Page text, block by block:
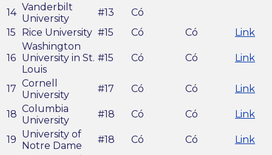
14 Vanderbilt
University
#13
Có
15
Rice University #15 Có Có Link
16
Washington
University in St.
Louis
#15 Có Có Link
17 Cornell
University
#17 Có Có Link
18 Columbia
University
#18 Có Có Link
19 University of
Notre Dame
#18 Có Có Link